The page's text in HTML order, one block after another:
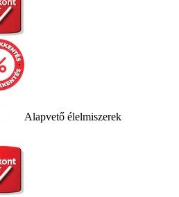
Alapvető élelmiszerek